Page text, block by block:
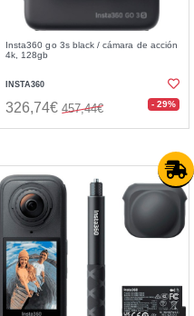
Insta360 go 3s black / cámara de acción
4k, 128gb
INSTA360
326,74€ 457,44€ - 29%